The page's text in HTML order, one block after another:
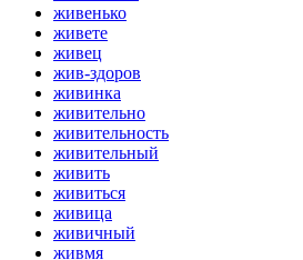
живенько
живете
живец
жив-здоров
живинка
живительно
живительность
живительный
живить
живиться
живица
живичный
живмя